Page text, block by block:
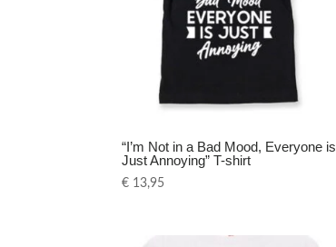
“I’m Not in a Bad Mood, Everyone is
Just Annoying” T-shirt
€ 13,95